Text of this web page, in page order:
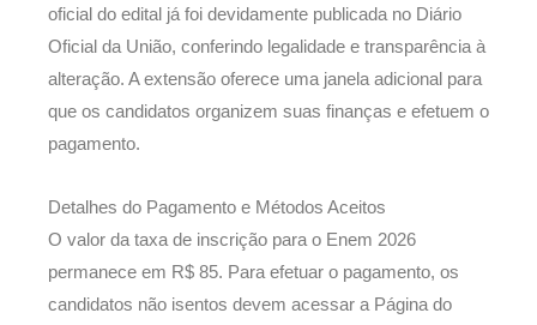
oficial do edital já foi devidamente publicada no Diário
Oficial da União, conferindo legalidade e transparência à
alteração. A extensão oferece uma janela adicional para
que os candidatos organizem suas finanças e efetuem o
pagamento.
Detalhes do Pagamento e Métodos Aceitos
O valor da taxa de inscrição para o Enem 2026
permanece em R$ 85. Para efetuar o pagamento, os
candidatos não isentos devem acessar a Página do